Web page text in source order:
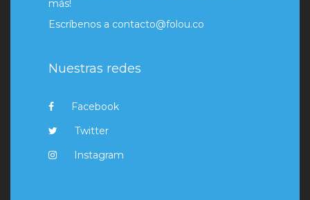
más!
Escríbenos a contacto@folou.co
Nuestras redes
Facebook
Twitter
Instagram